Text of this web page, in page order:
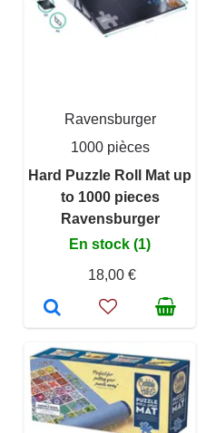
Ravensburger
1000 pièces
Hard Puzzle Roll Mat up
to 1000 pieces
Ravensburger
En stock (1)
18,00 €